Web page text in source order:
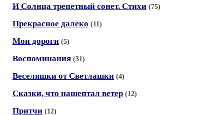
И Солнца трепетный сонет. Стихи (75)
Прекрасное далеко (11)
Мои дороги (5)
Воспоминания (31)
Веселяшки от Светлашки (4)
Сказки, что нашептал ветер (12)
Притчи (12)